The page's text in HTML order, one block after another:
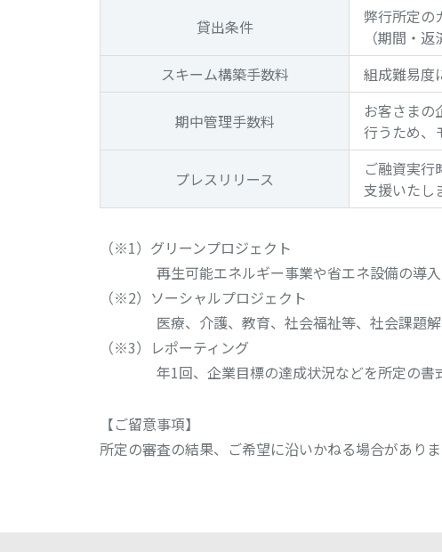
貸出条件
弊行所定の
（期間・
スキーム構築手数料 組成難易度
期中管理手数料
お客さまの
行うため、
プレス リリース
ご融資実
支援いたし
（※1）グリーンプロジェクト
再生可能エネルギー事業や省エネ設備の導
（※2）ソーシャルプロジェクト
医療、介護、教育、社会福祉等、社会課題
（※3）レポーティング
年1回、企業目標の達成状況などを所定の書
【ご留意事項】
所定の審査の結果、ご希望に沿いかねる場合があり